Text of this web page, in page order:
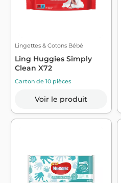
Lingettes & Cotons Bébé
Ling Huggies Simply
Clean X72
Carton de 10 pièces
Voir le produit